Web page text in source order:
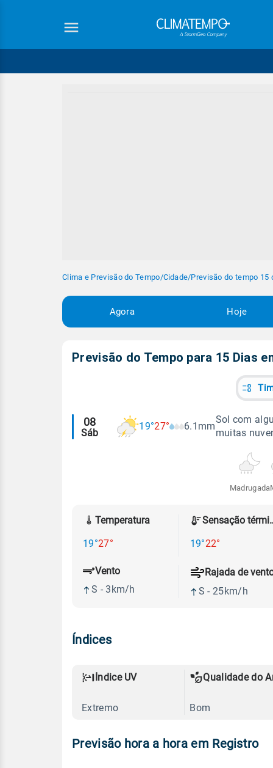
Clima e Previsão do Tempo/Cidade/Previsão do tempo 15
Agora Hoje
Previsão do Tempo para 15 Dias
Alertas
meteorológicos
08
Sáb
19°27° 6.1mm
Sol com
muitas
Madrugada
Temperatura
19°27°
19°22°
Vento
S - 3km/h
Rajada de
S - 25km/h
Índices
Índice UV
Extremo
Qualidade do
Bom
Previsão hora a hora em Registro